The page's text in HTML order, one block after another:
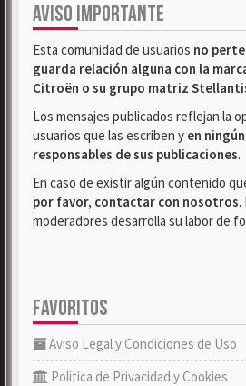
AVISO IMPORTANTE
Esta comunidad de usuarios no
guarda relación alguna con la
Citroën o su grupo matriz
Los mensajes publicados reflejan la
usuarios que las escriben y en
responsables de sus publicaciones.
En caso de existir algún contenido
por favor, contactar con nosotros.
moderadores desarrolla su labor de
FAVORITOS
Aviso Legal y Condiciones de Uso
Política de Privacidad y Cookies